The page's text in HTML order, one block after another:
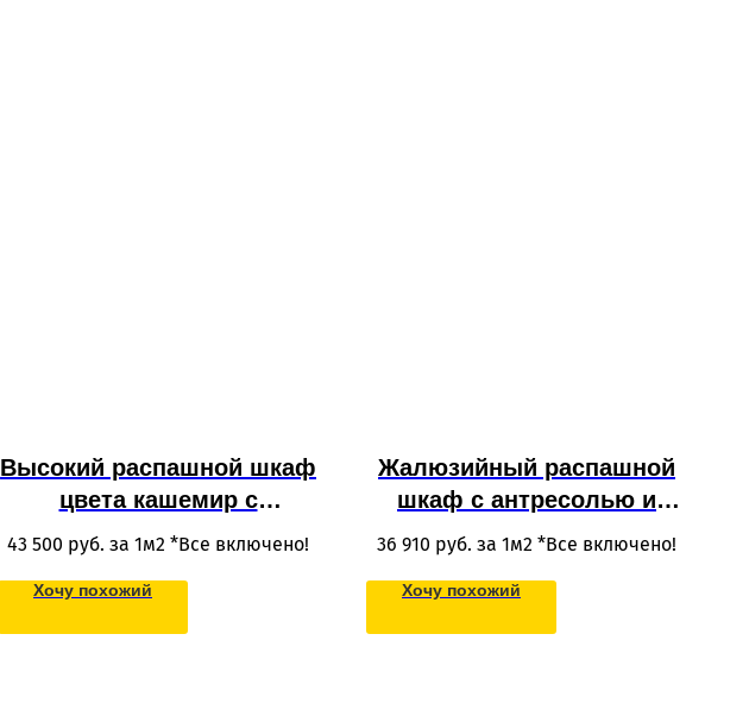
Высокий распашной шкаф
цвета кашемир с
антресолью из
фрезерованного МДФ,
встроенный в нишу на
балконе
43 500 руб. за 1м2 *Все включено!
Хочу похожий
Жалюзийный распашной
шкаф с антресолью и
ящиками из МДФ в нишу
под потолок в
современном стиле на
кухню
36 910 руб. за 1м2 *Все включено!
Хочу похожий